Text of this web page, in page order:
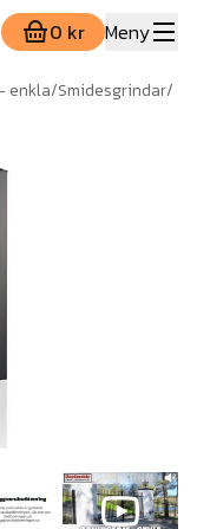
0 kr Meny
enkla/Smidesgrindar/